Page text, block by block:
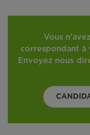
Vous
correspondant
Envoyez nous